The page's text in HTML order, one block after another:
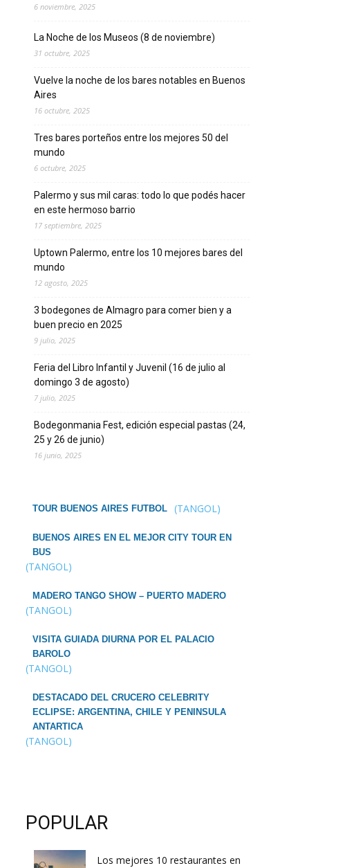
6 noviembre, 2025
La Noche de los Museos (8 de noviembre)
31 octubre, 2025
Vuelve la noche de los bares notables en Buenos
Aires
16 octubre, 2025
Tres bares porteños entre los mejores 50 del
mundo
6 octubre, 2025
Palermo y sus mil caras: todo lo que podés hacer
en este hermoso barrio
17 septiembre, 2025
Uptown Palermo, entre los 10 mejores bares del
mundo
12 agosto, 2025
3 bodegones de Almagro para comer bien y a
buen precio en 2025
9 julio, 2025
Feria del Libro Infantil y Juvenil (16 de julio al
domingo 3 de agosto)
7 julio, 2025
Bodegonmania Fest, edición especial pastas (24,
25 y 26 de junio)
16 junio, 2025
TOUR BUENOS AIRES FUTBOL (TANGOL)
BUENOS AIRES EN EL MEJOR CITY TOUR EN
BUS
(TANGOL)
MADERO TANGO SHOW – PUERTO MADERO
(TANGOL)
VISITA GUIADA DIURNA POR EL PALACIO
BAROLO
(TANGOL)
DESTACADO DEL CRUCERO CELEBRITY
ECLIPSE: ARGENTINA, CHILE Y PENINSULA
ANTARTICA
(TANGOL)
POPULAR
Los mejores 10 restaurantes en